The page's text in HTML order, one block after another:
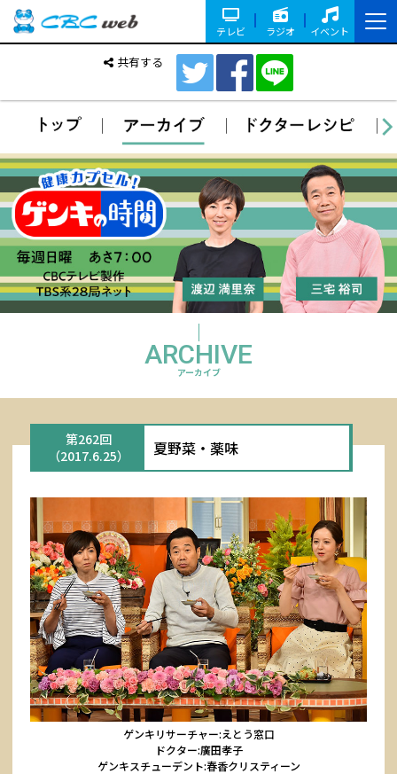
テレビ ラジオ イベント
共有する
ARCHIVE
アーカイブ
第262回
（2017.6.25）
夏野菜・薬味
ゲンキリサーチャー:えとう窓口
ドクター:廣田孝子
ゲンキスチューデント:春香クリスティーン